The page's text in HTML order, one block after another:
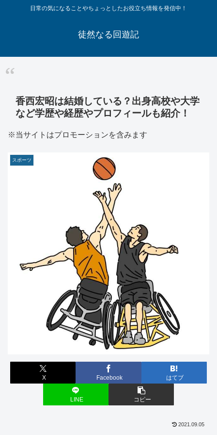
日常の気になることやちょっとしたお役立ち情報を発信中！
徒然なる回遊記
香西宏昭は結婚している？出身高校や大学
など学歴や経歴やプロフィールも紹介！
※当サイトはプロモーションを含みます
スポーツ
X Facebook はてブ
LINE コピー
2021.09.05